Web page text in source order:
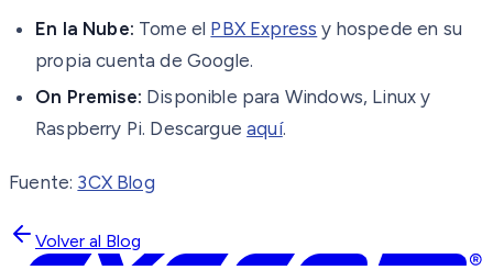
En la Nube: Tome el PBX Express y hospede en su
propia cuenta de Google.
On Premise: Disponible para Windows, Linux y
Raspberry Pi. Descargueaquí.
Fuente: 3CX Blog
Volver al Blog